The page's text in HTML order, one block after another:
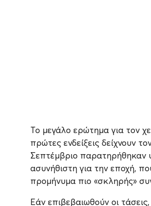
Το μεγάλο ερώτημα για τον
πρώτες ενδείξεις δείχνουν
Σεπτέμβριο παρατηρήθηκαν
ασυνήθιστη για την εποχή,
προμήνυμα πιο «σκληρής»
Εάν επιβεβαιωθούν οι